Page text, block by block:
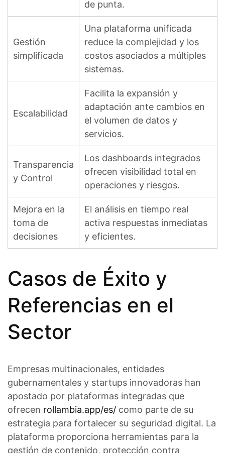
de punta.
Gestión
simplificada
Una plataforma unificada
reduce la complejidad y los
costos asociados a múltiples
sistemas.
Escalabilidad
Facilita la expansión y
adaptación ante cambios en
el volumen de datos y
servicios.
Transparencia
y Control
Los dashboards integrados
ofrecen visibilidad total en
operaciones y riesgos.
Mejora en la
toma de
decisiones
El análisis en tiempo real
activa respuestas inmediatas
y eficientes.
Casos de Éxito y
Referencias en el
Sector
Empresas multinacionales, entidades
gubernamentales y startups innovadoras han
apostado por plataformas integradas que
ofrecen rollambia.app/es/ como parte de su
estrategia para fortalecer su seguridad digital. La
plataforma proporciona herramientas para la
gestión de contenido, protección contra